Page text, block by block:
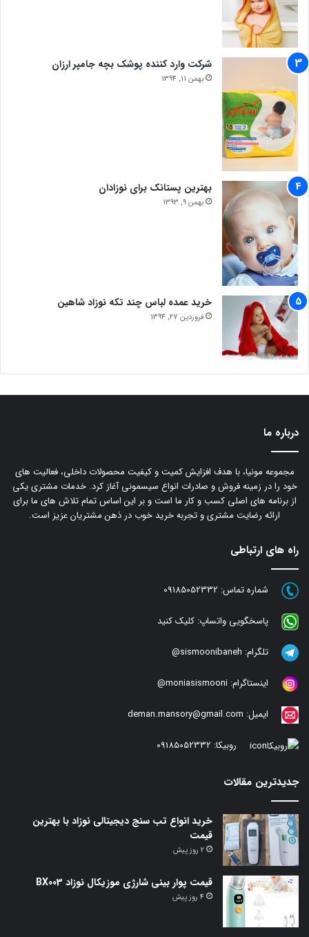
شرکت وارد کننده پوشک بچه جامپر ارزان
بهمن 11, 1394
بهترین پستانک برای نوزادان
بهمن 9, 1393
خرید عمده لباس چند تکه نوزاد شاهین
فروردین 27, 1394
درباره ما
مجموعه مونیا، با هدف افزایش کمیت و کیفیت محصولات داخلی، فعالیت های
خود را در زمینه فروش و صادرات انواع سیسمونی آغاز کرد. خدمات مشتری یکی
از برنامه های اصلی کسب و کار ما است و بر این اساس تمام تلاش های ما برای
ارائه رضایت مشتری و تجربه خرید خوب در ذهن مشتریان عزیز است.
راه های ارتباطی
شماره تماس: 09185052332
پاسخگویی واتساپ: کلیک کنید
تلگرام: sismoonibaneh@
اینستاگرام: moniasismooni@
ایمیل: deman.mansory@gmail.com
روبیکا: 09185052332
جدیدترین مقالات
خرید انواع تب سنج دیجیتالی نوزاد با بهترین
قیمت
2 روز پیش
قیمت پوار بینی شارژی موزیکال نوزاد BX003
4 روز پیش